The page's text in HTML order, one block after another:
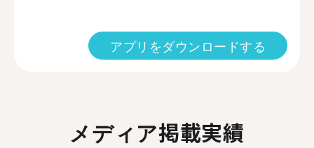
アプリをダウンロードする
メディア掲載実績